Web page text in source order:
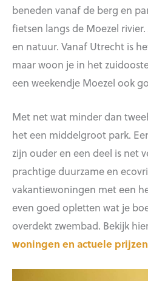
beneden vanaf de berg en
fietsen langs de Moezel
en natuur. Vanaf Utrecht is
maar woon je in het
een weekendje Moezel ook
Met net wat minder dan
het een middelgroot park.
zijn ouder en een deel is net
prachtige duurzame en
vakantiewoningen met een
even goed opletten wat je
overdekt zwembad. Bekijk
woningen en actuele